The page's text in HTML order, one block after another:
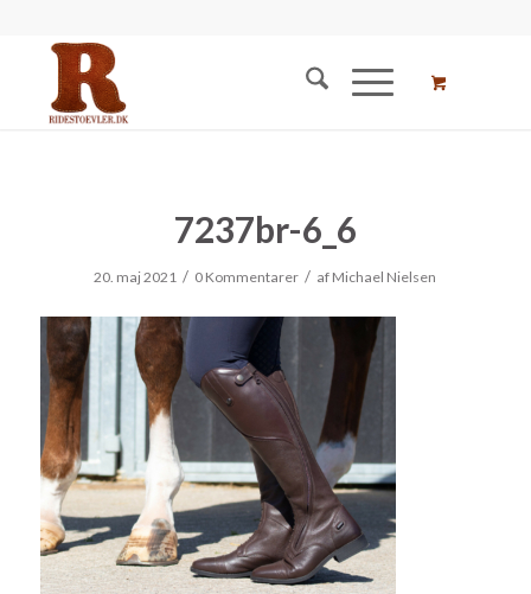
7237br-6_6
20. maj 2021 / 0 Kommentarer / af Michael Nielsen